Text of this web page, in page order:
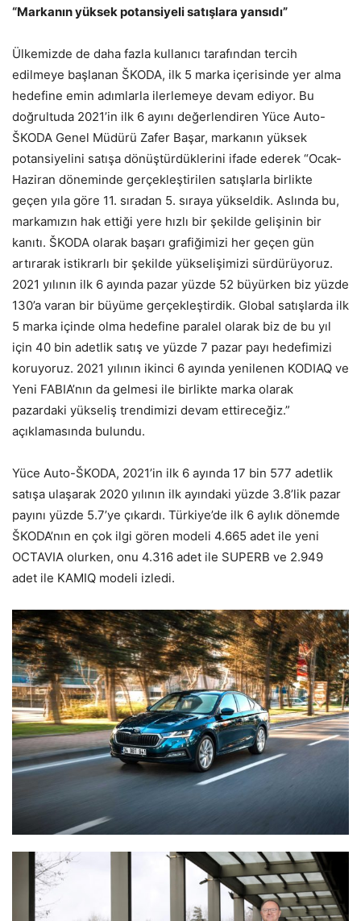
“Markanın yüksek potansiyeli satışlara yansıdı”
Ülkemizde de daha fazla kullanıcı tarafından tercih
edilmeye başlanan ŠKODA, ilk 5 marka içerisinde yer alma
hedefine emin adımlarla ilerlemeye devam ediyor. Bu
doğrultuda 2021’in ilk 6 ayını değerlendiren Yüce Auto-
ŠKODA Genel Müdürü Zafer Başar, markanın yüksek
potansiyelini satışa dönüştürdüklerini ifade ederek “Ocak-
Haziran döneminde gerçekleştirilen satışlarla birlikte
geçen yıla göre 11. sıradan 5. sıraya yükseldik. Aslında bu,
markamızın hak ettiği yere hızlı bir şekilde gelişinin bir
kanıtı. ŠKODA olarak başarı grafiğimizi her geçen gün
artırarak istikrarlı bir şekilde yükselişimizi sürdürüyoruz.
2021 yılının ilk 6 ayında pazar yüzde 52 büyürken biz yüzde
130’a varan bir büyüme gerçekleştirdik. Global satışlarda ilk
5 marka içinde olma hedefine paralel olarak biz de bu yıl
için 40 bin adetlik satış ve yüzde 7 pazar payı hedefimizi
koruyoruz. 2021 yılının ikinci 6 ayında yenilenen KODIAQ ve
Yeni FABIA’nın da gelmesi ile birlikte marka olarak
pazardaki yükseliş trendimizi devam ettireceğiz.”
açıklamasında bulundu.
Yüce Auto-ŠKODA, 2021’in ilk 6 ayında 17 bin 577 adetlik
satışa ulaşarak 2020 yılının ilk ayındaki yüzde 3.8’lik pazar
payını yüzde 5.7’ye çıkardı. Türkiye’de ilk 6 aylık dönemde
ŠKODA’nın en çok ilgi gören modeli 4.665 adet ile yeni
OCTAVIA olurken, onu 4.316 adet ile SUPERB ve 2.949
adet ile KAMIQ modeli izledi.